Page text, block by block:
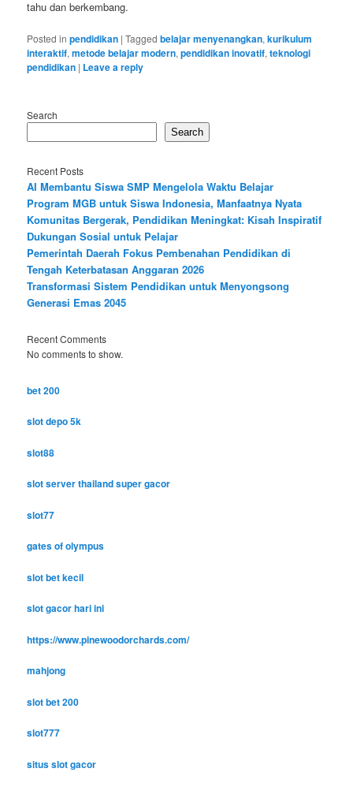
tahu dan berkembang.
Posted in pendidikan |Tagged belajar menyenangkan,kurikulum
interaktif,metode belajar modern,pendidikan inovatif,teknologi
pendidikan | Leave a reply
Search
Search
Recent Posts
AI Membantu Siswa SMP Mengelola Waktu Belajar
Program MGB untuk Siswa Indonesia, Manfaatnya Nyata
Komunitas Bergerak, Pendidikan Meningkat: Kisah Inspiratif
Dukungan Sosial untuk Pelajar
Pemerintah Daerah Fokus Pembenahan Pendidikan di
Tengah Keterbatasan Anggaran 2026
Transformasi Sistem Pendidikan untuk Menyongsong
Generasi Emas 2045
Recent Comments
No comments to show.
bet 200
slot depo 5k
slot88
slot server thailand super gacor
slot77
gates of olympus
slot bet kecil
slot gacor hari ini
https://www.pinewoodorchards.com/
mahjong
slot bet 200
slot777
situs slot gacor